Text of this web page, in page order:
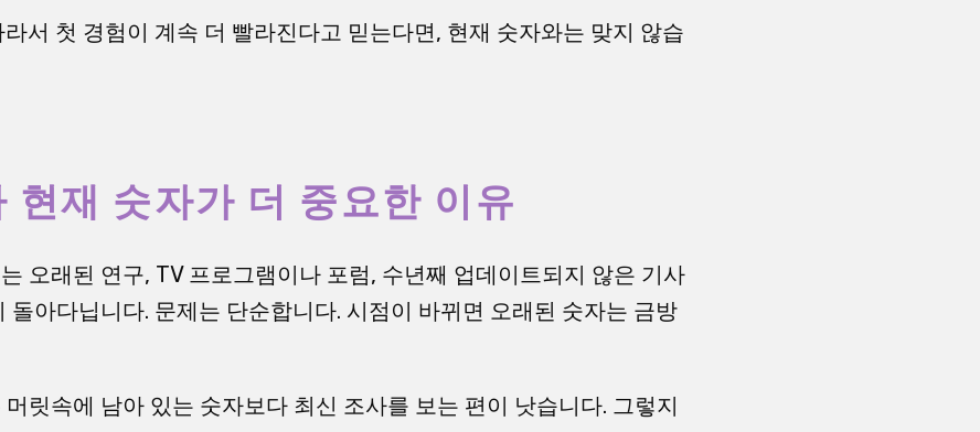
서 첫 경험이 계속 더 빨라진다고 믿는다면, 현재 숫자와는 맞지 않습
현재 숫자가 더 중요한 이유
오래된 연구, TV 프로그램이나 포럼, 수년째 업데이트되지 않은 기사
돌아다닙니다. 문제는 단순합니다. 시점이 바뀌면 오래된 숫자는 금방
릿속에 남아 있는 숫자보다 최신 조사를 보는 편이 낫습니다. 그렇지